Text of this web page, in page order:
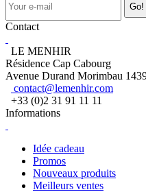
Go!
Contact
LE MENHIR
Résidence Cap Cabourg
Avenue Durand Morimbau
contact@lemenhir.com
+33 (0)2 31 91 11 11
Informations
Idée cadeau
Promos
Nouveaux produits
Meilleurs ventes